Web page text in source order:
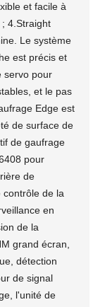
et facile à
4.Straight
Le système
est précis et
servo pour
et le pas
Edge est
de surface de
de gaufrage
pour
de
de la
en
de la
grand écran,
détection
de signal
l'unité de